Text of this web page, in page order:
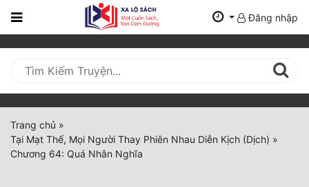
Trang
Mới
Cập
Nhật
(current)
BXH
Đăng nhập
Trang chủ »
Tại Mạt Thế, Mọi Người Thay Phiên Nhau Diễn Kịch (Dịch) »
Chương 64: Quá Nhân Nghĩa